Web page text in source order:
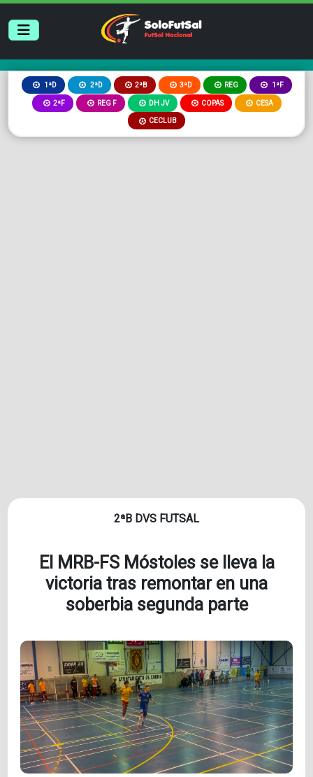
1ªD 2ªD 2ªB 3ªD REG 1ªF
2ªF REG F DH JV COPAS CESA
CECLUB
2ªB DVS FUTSAL
El MRB-FS Móstoles se lleva la
victoria tras remontar en una
soberbia segunda parte